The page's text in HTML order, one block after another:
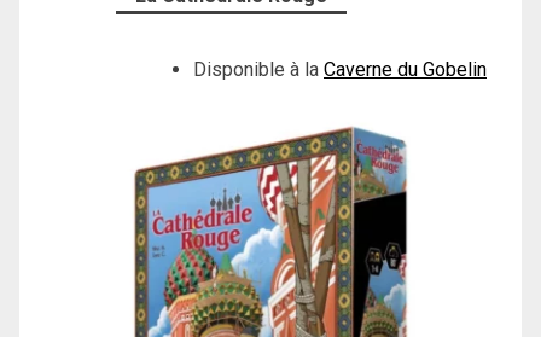
Disponible à la Caverne du Gobelin